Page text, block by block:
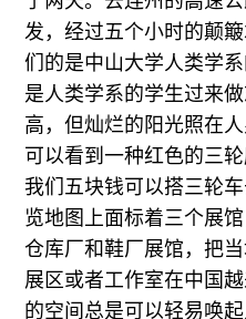
联系我们
关注我们
发，经过五个小时的颠
们的是中山大学人类学
是人类学系的学生过来
高，但灿烂的阳光照在
可以看到一种红色的三
我们五块钱可以搭三轮
览地图上面标着三个展
仓库厂和鞋厂展馆，把
展区或者工作室在中国
的空间总是可以轻易唤